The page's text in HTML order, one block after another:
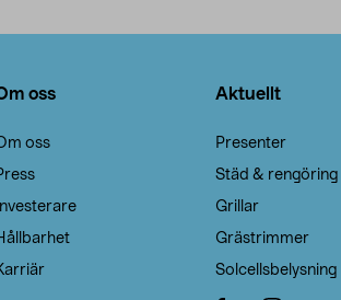
oss
oss
Investerare
Aktuellt
Presenter
Städ & rengöring
Grillar
Grästrimmer
Solcellsbelysning